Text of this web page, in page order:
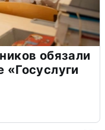
обязали
«Госуслуги